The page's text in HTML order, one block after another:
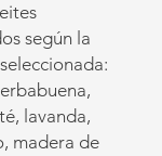
según la
lavanda,
madera de